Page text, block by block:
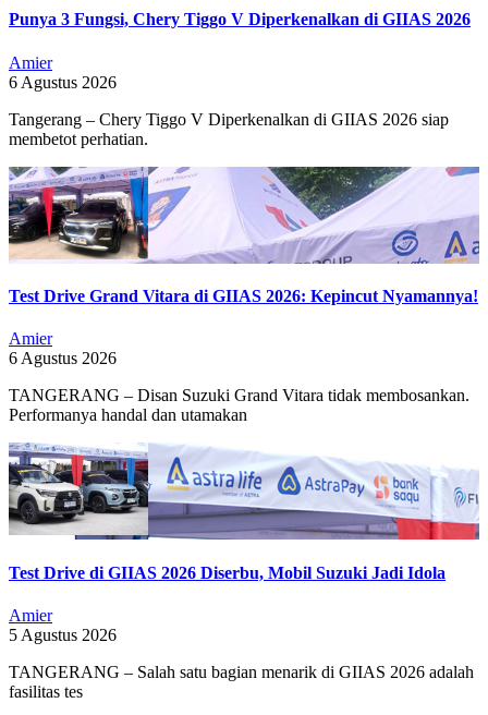
Punya 3 Fungsi, Chery Tiggo V Diperkenalkan di GIIAS 2026
Amier
6 Agustus 2026
Tangerang – Chery Tiggo V Diperkenalkan di GIIAS 2026 siap
membetot perhatian.
Test Drive Grand Vitara di GIIAS 2026: Kepincut Nyamannya!
Amier
6 Agustus 2026
TANGERANG – Disan Suzuki Grand Vitara tidak membosankan.
Performanya handal dan utamakan
Test Drive di GIIAS 2026 Diserbu, Mobil Suzuki Jadi Idola
Amier
5 Agustus 2026
TANGERANG – Salah satu bagian menarik di GIIAS 2026 adalah
fasilitas tes